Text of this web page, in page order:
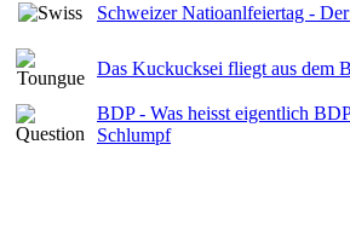
Schweizer Natioanlfeiertag -
Das Kuckucksei fliegt aus dem
BDP - Was heisst eigentlich
Schlumpf